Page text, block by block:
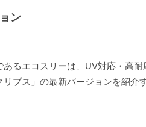
ン
るエコスリーは、UV対応・高
プス」の最新バージョンを紹介す